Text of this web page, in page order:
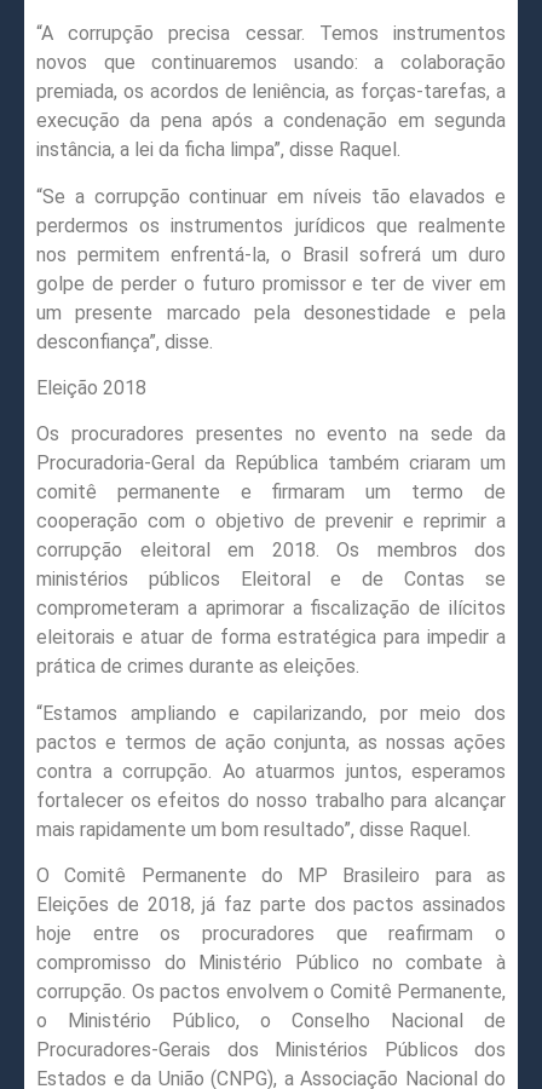
“A corrupção precisa cessar. Temos instrumentos
novos que continuaremos usando: a colaboração
premiada, os acordos de leniência, as forças-tarefas, a
execução da pena após a condenação em segunda
instância, a lei da ficha limpa”, disse Raquel.
“Se a corrupção continuar em níveis tão elavados e
perdermos os instrumentos jurídicos que realmente
nos permitem enfrentá-la, o Brasil sofrerá um duro
golpe de perder o futuro promissor e ter de viver em
um presente marcado pela desonestidade e pela
desconfiança”, disse.
Eleição 2018
Os procuradores presentes no evento na sede da
Procuradoria-Geral da República também criaram um
comitê permanente e firmaram um termo de
cooperação com o objetivo de prevenir e reprimir a
corrupção eleitoral em 2018. Os membros dos
ministérios públicos Eleitoral e de Contas se
comprometeram a aprimorar a fiscalização de ilícitos
eleitorais e atuar de forma estratégica para impedir a
prática de crimes durante as eleições.
“Estamos ampliando e capilarizando, por meio dos
pactos e termos de ação conjunta, as nossas ações
contra a corrupção. Ao atuarmos juntos, esperamos
fortalecer os efeitos do nosso trabalho para alcançar
mais rapidamente um bom resultado”, disse Raquel.
O Comitê Permanente do MP Brasileiro para as
Eleições de 2018, já faz parte dos pactos assinados
hoje entre os procuradores que reafirmam o
compromisso do Ministério Público no combate à
corrupção. Os pactos envolvem o Comitê Permanente,
o Ministério Público, o Conselho Nacional de
Procuradores-Gerais dos Ministérios Públicos dos
Estados e da União (CNPG), a Associação Nacional do